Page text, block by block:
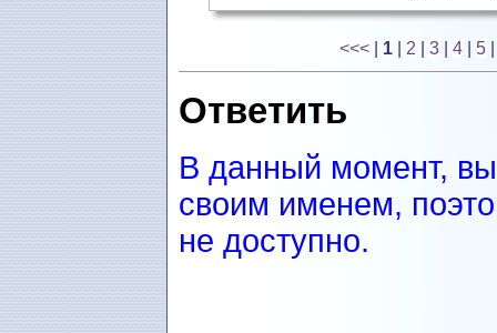
<<< 1 2 3 4 5
Ответить
В данный момент,
своим именем,
не доступно.